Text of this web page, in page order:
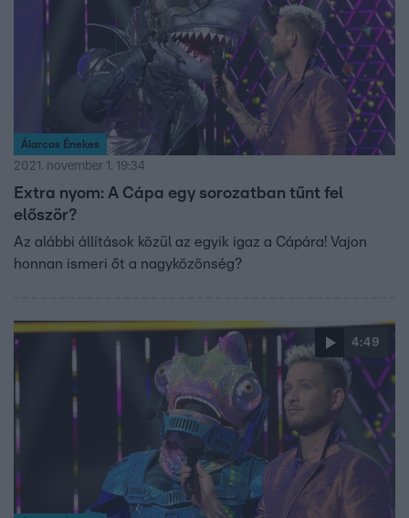
Álarcos Énekes
2021. november 1. 19:34
Extra nyom: A Cápa egy sorozatban tűnt fel
először?
Az alábbi állítások közül az egyik igaz a Cápára! Vajon
honnan ismeri őt a nagyközönség?
4:49